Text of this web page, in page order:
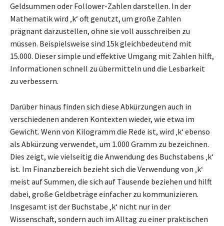
Geldsummen oder Follower-Zahlen darstellen. In der
Mathematik wird ‚k‘ oft genutzt, um große Zahlen
prägnant darzustellen, ohne sie voll ausschreiben zu
müssen. Beispielsweise sind 15k gleichbedeutend mit
15.000. Dieser simple und effektive Umgang mit Zahlen hilft,
Informationen schnell zu übermitteln und die Lesbarkeit
zu verbessern.
Darüber hinaus finden sich diese Abkürzungen auch in
verschiedenen anderen Kontexten wieder, wie etwa im
Gewicht. Wenn von Kilogramm die Rede ist, wird ‚k‘ ebenso
als Abkürzung verwendet, um 1.000 Gramm zu bezeichnen.
Dies zeigt, wie vielseitig die Anwendung des Buchstabens ‚k‘
ist. Im Finanzbereich bezieht sich die Verwendung von ‚k‘
meist auf Summen, die sich auf Tausende beziehen und hilft
dabei, große Geldbeträge einfacher zu kommunizieren.
Insgesamt ist der Buchstabe ‚k‘ nicht nur in der
Wissenschaft, sondern auch im Alltag zu einer praktischen